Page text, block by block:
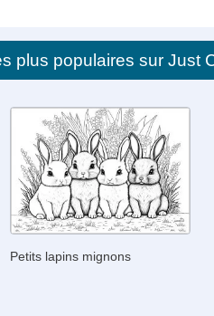
plus populaires sur Just
Petits lapins mignons